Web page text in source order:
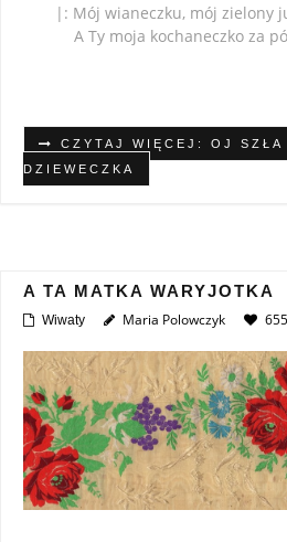
|: Mój wianeczku, mój zielony
A Ty moja kochaneczko za
CZYTAJ WIĘCEJ: OJ SZŁA
DZIEWECZKA
A TA MATKA WARYJOTKA
Wiwaty Maria Polowczyk